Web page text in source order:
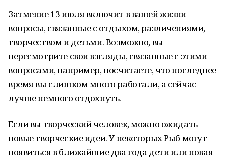
Затмение 13 июля включит в вашей жизни
вопросы, связанные с отдыхом, различениями,
творчеством и детьми. Возможно, вы
пересмотрите свои взгляды, связанные с этими
вопросами, например, посчитаете, что последнее
время вы слишком много работали, а сейчас
лучше немного отдохнуть.
Если вы творческий человек, можно ожидать
новые творческие идеи. У некоторых Рыб могут
появиться в ближайшие два года дети или новая